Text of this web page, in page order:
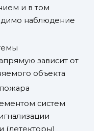
и в том
наблюдение
зависит от
объекта
систем
(детекторы)